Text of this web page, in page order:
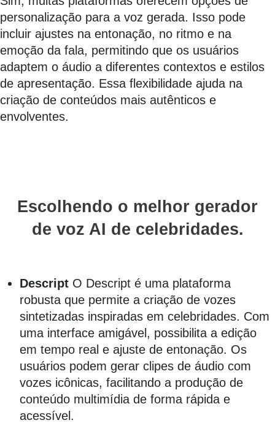
personalização para a voz gerada. Isso pode
incluir ajustes na entonação, no ritmo e na
emoção da fala, permitindo que os usuários
adaptem o áudio a diferentes contextos e estilos
de apresentação. Essa flexibilidade ajuda na
criação de conteúdos mais autênticos e
envolventes.
Escolhendo o melhor gerador
de voz AI de celebridades.
Descript O Descript é uma plataforma
robusta que permite a criação de vozes
sintetizadas inspiradas em celebridades. Com
uma interface amigável, possibilita a edição
em tempo real e ajuste de entonação. Os
usuários podem gerar clipes de áudio com
vozes icônicas, facilitando a produção de
conteúdo multimídia de forma rápida e
acessível.